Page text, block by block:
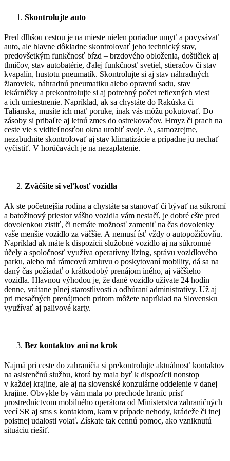
Skontrolujte auto
Pred dlhšou cestou je na mieste nielen poriadne umyť a povysávať
auto, ale hlavne dôkladne skontrolovať jeho technický stav,
predovšetkým funkčnosť bŕzd – brzdového obloženia, doštičiek aj
tlmičov, stav autobatérie, ďalej funkčnosť svetiel, stieračov či stav
kvapalín, hustotu pneumatík. Skontrolujte si aj stav náhradných
žiaroviek, náhradnú pneumatiku alebo opravnú sadu, stav
lekárničky a prekontrolujte si aj potrebný počet reflexných viest
a ich umiestnenie. Napríklad, ak sa chystáte do Rakúska či
Talianska, musíte ich mať poruke, inak vás môžu pokutovať. Do
zásoby si pribaľte aj letnú zmes do ostrekovačov. Hmyz či prach na
ceste vie s viditeľnosťou okna urobiť svoje. A, samozrejme,
nezabudnite skontrolovať aj stav klimatizácie a prípadne ju nechať
vyčistiť. V horúčavách je na nezaplatenie.
Zväčšite si veľkosť vozidla
Ak ste početnejšia rodina a chystáte sa stanovať či bývať na súkromí
a batožinový priestor vášho vozidla vám nestačí, je dobré ešte pred
dovolenkou zistiť, či nemáte možnosť zameniť na čas dovolenky
vaše menšie vozidlo za väčšie. A nemusí ísť vždy o autopožičovňu.
Napríklad ak máte k dispozícii služobné vozidlo aj na súkromné
účely a spoločnosť využíva operatívny lízing, správu vozidlového
parku, alebo má rámcovú zmluvu o poskytovaní mobility, dá sa na
daný čas požiadať o krátkodobý prenájom iného, aj väčšieho
vozidla. Hlavnou výhodou je, že dané vozidlo užívate 24 hodín
denne, vrátane plnej starostlivosti a odbúraní administratívy. Už aj
pri mesačných prenájmoch pritom môžete napríklad na Slovensku
využívať aj palivové karty.
Bez kontaktov ani na krok
Najmä pri ceste do zahraničia si prekontrolujte aktuálnosť kontaktov
na asistenčnú službu, ktorá by mala byť k dispozícii nonstop
v každej krajine, ale aj na slovenské konzulárne oddelenie v danej
krajine. Obvykle by vám mala po prechode hraníc prísť
prostredníctvom mobilného operátora od Ministerstva zahraničných
vecí SR aj sms s kontaktom, kam v prípade nehody, krádeže či inej
poistnej udalosti volať. Získate tak cennú pomoc, ako vzniknutú
situáciu riešiť.